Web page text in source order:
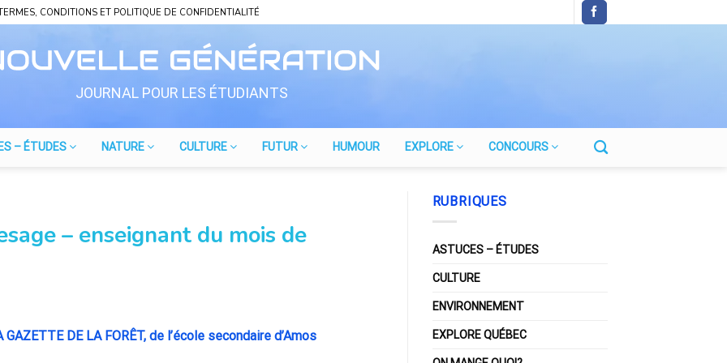
CONDITIONS ET POLITIQUE DE CONFIDENTIALITÉ
JOURNAL POUR LES ÉTUDIANTS
– ÉTUDES NATURE CULTURE FUTUR HUMOUR EXPLORE CONCOURS
– enseignant du mois de
DE LA FORÊT, de l’école secondaire d’Amos
RUBRIQUES
ASTUCES – ÉTUDES
CULTURE
ENVIRONNEMENT
EXPLORE QUÉBEC